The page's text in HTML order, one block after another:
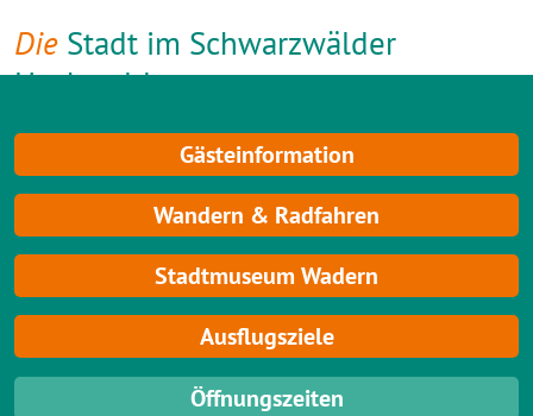
Die Stadt im Schwarzwälder
Hochwald
Gästeinformation
Wandern & Radfahren
Stadtmuseum Wadern
Ausflugsziele
Öffnungszeiten